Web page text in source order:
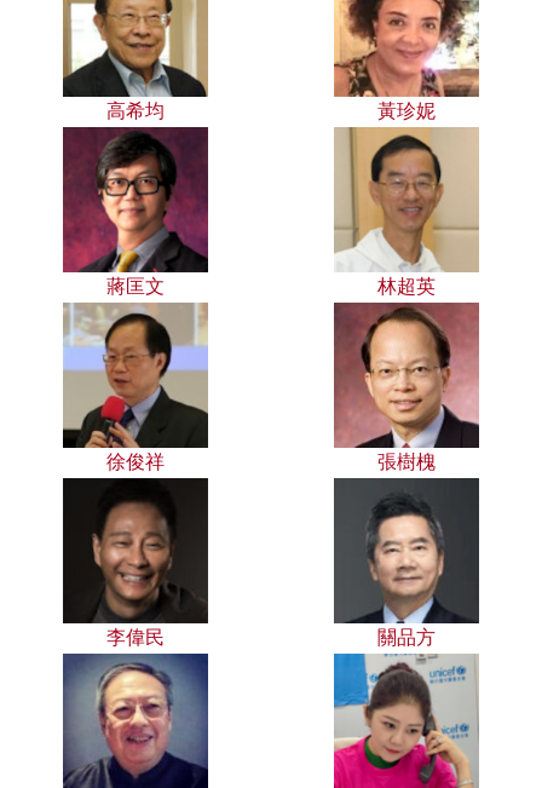
高希均 黃珍妮
蔣匡文 林超英
徐俊祥 張樹槐
李偉民 關品方